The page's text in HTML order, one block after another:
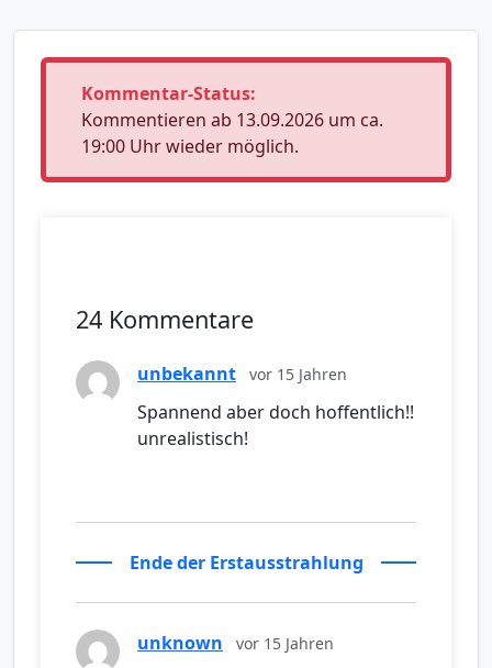
Kommentar-Status:
Kommentieren ab 13.09.2026 um ca.
19:00 Uhr wieder möglich.
24 Kommentare
unbekannt vor 15 Jahren
Spannend aber doch hoffentlich!!
unrealistisch!
Ende der Erstausstrahlung
unknown vor 15 Jahren